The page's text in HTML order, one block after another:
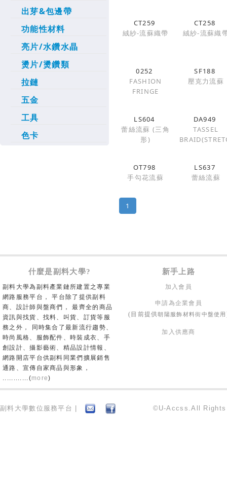
出芽&包邊帶
功能性材料
亮片/水鑽水晶
燙片/燙鑽類
拉鏈
五金
工具
色卡
CT259
絨紗-流蘇織帶
CT258
絨紗-流蘇織
0252
FASHION
FRINGE
SF188
壓克力流蘇
LS604
蕾絲流蘇 (三角
形)
DA949
TASSEL
OT798
手勾花流蘇
LS637
蕾絲流蘇
1
什麼是副料大學? 新手上路
副料大學為副料產業鏈所建置之專業
網路服務平台， 平台除了提供副料
商、設計師與盤商們， 最齊全的商品
資訊與找貨、找料、叫貨、訂貨等服
務之外， 同時集合了最新流行趨勢、
時尚風格、服飾配件、時裝成衣、手
創設計、攝影藝術、精品設計情報、
網路開店平台供副料同業們擴展銷售
通路、宣傳自家商品與形象，
............(more)
加入會員
申請為企業會員
(目前提供朝陽服飾材料街中盤使用
加入供應商
副料大學數位服務平台 | ©U-Accss.All Rights